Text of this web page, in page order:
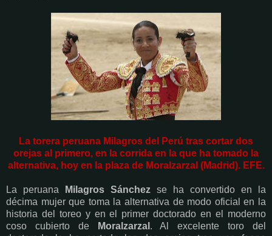
La torera peruana Milagros del Perú tras cortar dos
orejas al primero, en la corrida en la que ha tomado la
alternativa, hoy en la plaza de Moralzarzal (Madrid). EFE.
La peruana Milagros Sánchez se ha convertido en la
décima mujer que toma la alternativa de modo oficial en la
historia del toreo y en el primer doctorado en el moderno
coso cubierto de
Moralzarzal . Al excelente toro del